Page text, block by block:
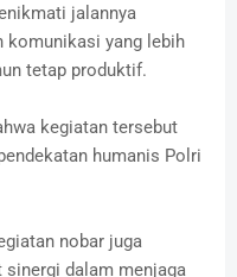
jalannya
komunikasi yang lebih
tetap produktif.
kegiatan tersebut
humanis Polri
nobar juga
dalam menjaga